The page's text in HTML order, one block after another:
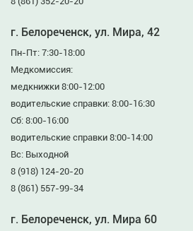
г. Белореченск, ул. Мира, 42
Пн-Пт: 7:30-18:00
Медкомиссия:
медкнижки 8:00-12:00
водительские справки: 8:00-16:30
Сб: 8:00-16:00
водительские справки 8:00-14:00
Вс: Выходной
8 (918) 124-20-20
8 (861) 557-99-34
г. Белореченск, ул. Мира 60